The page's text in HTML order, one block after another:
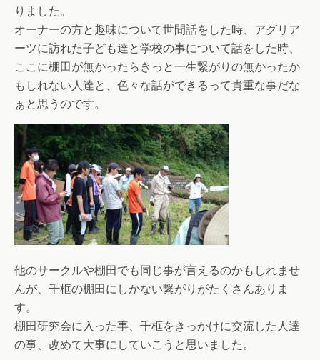
りました。
オーナーの方と趣味について世間話をした時、アグリア
ーツに訪れた子ども達と学校の事について話をした時、
ここに棚田が無かったらきっと一生繋がりの無かったか
もしれない人達と、色々な話ができるって貴重な事だな
ぁと思うのです。
他のサークルや棚田でも同じ事が言えるのかもしれませ
んが、千框の棚田にしかない繋がりがたくさんありま
す。
棚田研究会に入った事、千框をきっかけに交流した人達
の事、改めて大事にしていこうと思いました。